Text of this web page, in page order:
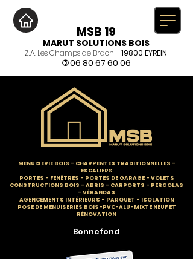
MSB 19
MARUT SOLUTIONS BOIS
Z.A. Les Champs de Brach - 19800 EYREIN
)06 80 67 60 06
MENUISERIE BOIS - CHARPENTES TRADITIONNELLES -
ESCALIERS
PORTES - FENÊTRES - PORTES DE GARAGE - VOLETS
CONSTRUCTIONS BOIS - ABRIS - CARPORTS - PERGOLAS
- VÉRANDAS
AGENCEMENTS INTÉRIEURS - PARQUET - ISOLATION
POSE DE MENUISERIES BOIS-PVC-ALU-MIXTE NEUF ET
RÉNOVATION
Bonnefond